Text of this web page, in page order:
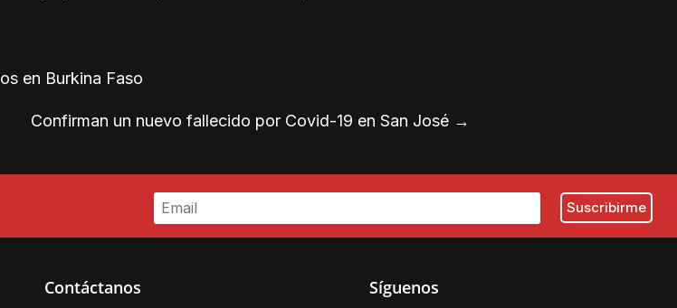
en Burkina Faso
Confirman un nuevo fallecido por Covid-19 en San José →
Contáctanos Síguenos